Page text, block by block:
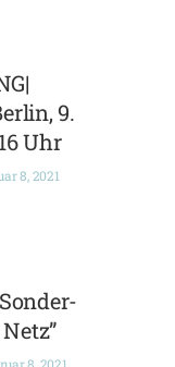
9.
Uhr
8, 2021